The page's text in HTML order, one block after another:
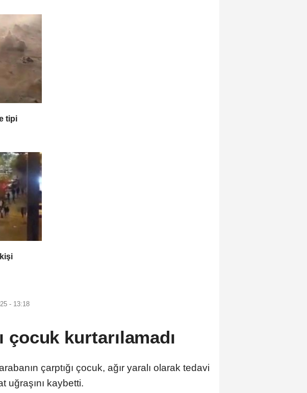
tipi
- 13:18
çocuk kurtarılamadı
çarptığı çocuk, ağır yaralı olarak tedavi
uğraşını kaybetti.